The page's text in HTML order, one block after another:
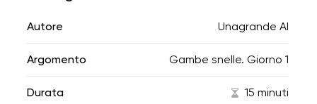
Autore Unagrande AI
Argomento Gambe snelle. Giorno 1
Durata 15 minuti